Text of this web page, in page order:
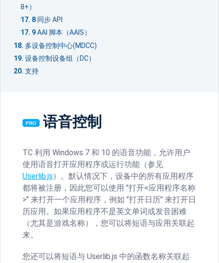
8+）
同步 API
AAI 脚本（AAIS）
多设备控制中心(MDCC)
设备控制设备组（DC）
支持
语音控制
TC 利用 Windows 7 和 10 的语音功能，允许用户
使用语音打开应用程序或运行功能（参见
Userlib.js）。默认情况下，设备中的所有应用程序
都将被注册，因此您可以使用 "打开<应用程序名称
>" 来打开一个应用程序，例如 "打开日历" 来打开日
历应用。如果应用程序不是英文单词或发音困难
（尤其是游戏名称），您可以将短语与应用关联起
来。
您还可以将短语与 Userlib.js 中的函数名称关联起